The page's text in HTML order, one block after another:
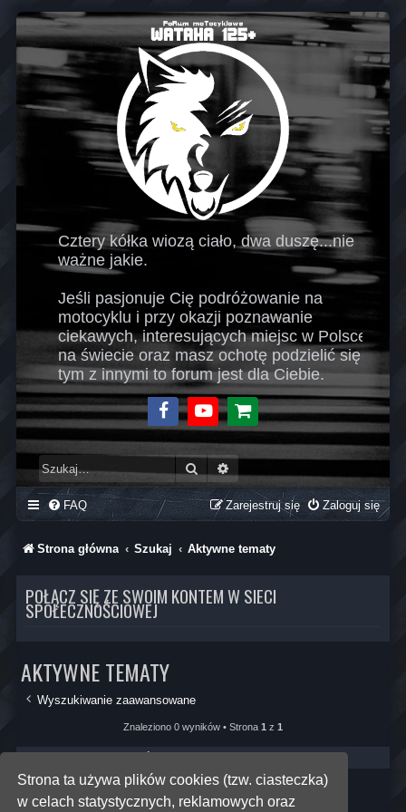
Strona ta używa plików cookies (tzw. ciasteczka)
w celach statystycznych, reklamowych oraz
Cztery kółka wiozą ciało, dwa duszę...nie
ważne jakie.
Jeśli pasjonuje Cię podróżowanie na
motocyklu i przy okazji poznawanie
ciekawych, interesujących miejsc w Polsce i
na świecie oraz masz ochotę podzielić się
tym z innymi to forum jest dla Ciebie.
FacebookYoutubeSklep
Szukaj
FAQ Zaloguj się
Zarejestruj się
Strona główna Szukaj Aktywne tematy
POŁĄCZ SIĘ ZE SWOIM KONTEM W SIECI
SPOŁECZNOŚCIOWEJ
AKTYWNE TEMATY
Wyszukiwanie zaawansowane
Znaleziono 0 wyników • Strona 1 z 1